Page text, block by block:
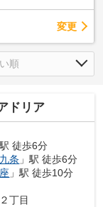
変更
ドリア
駅 徒歩6分
九条 」駅 徒歩6分
」駅 徒歩10分
２丁目